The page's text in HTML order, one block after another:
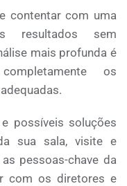
contentar com uma
resultados sem
mais profunda é
os
possíveis soluções
sua sala, visite e
pessoas-chave da
com os diretores e